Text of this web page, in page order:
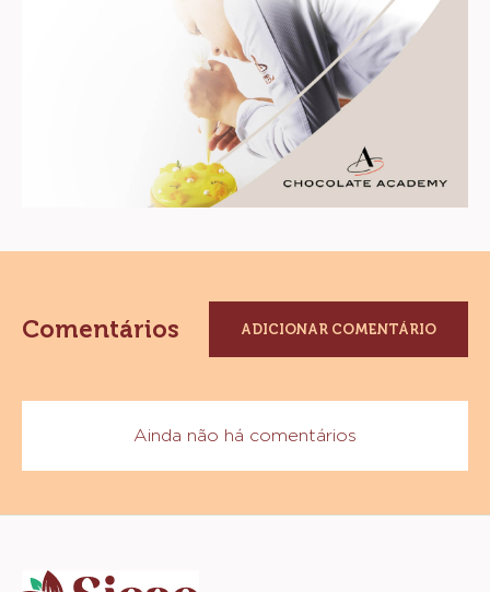
Comentários ADICIONAR COMENTÁRIO
Ainda não há comentários
info